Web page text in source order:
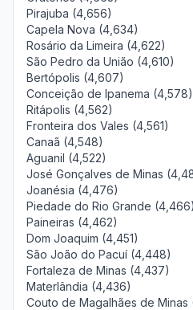
Pirajuba (4,656)
Capela Nova (4,634)
Rosário da Limeira (4,622)
São Pedro da União (4,610)
Bertópolis (4,607)
Conceição de Ipanema (4,578)
Ritápolis (4,562)
Fronteira dos Vales (4,561)
Canaã (4,548)
Aguanil (4,522)
José Gonçalves de Minas
Joanésia (4,476)
Piedade do Rio Grande (4,466)
Paineiras (4,462)
Dom Joaquim (4,451)
São João do Pacuí (4,448)
Fortaleza de Minas (4,437)
Materlândia (4,436)
Couto de Magalhães de Minas